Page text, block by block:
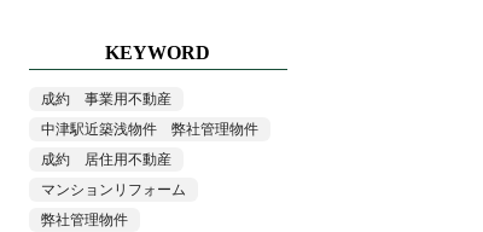
KEYWORD
成約 事業用不動産
中津駅近築浅物件 弊社管理物件
成約 居住用不動産
マンションリフォーム
弊社管理物件